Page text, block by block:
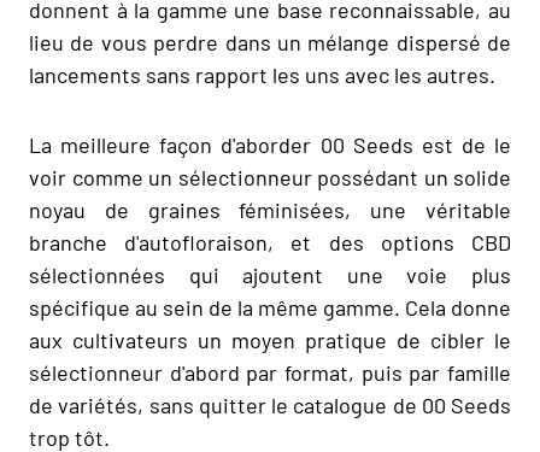
donnent à la gamme une base reconnaissable, au
lieu de vous perdre dans un mélange dispersé de
lancements sans rapport les uns avec les autres.
La meilleure façon d'aborder 00 Seeds est de le
voir comme un sélectionneur possédant un solide
noyau de graines féminisées, une véritable
branche d'autofloraison, et des options CBD
sélectionnées qui ajoutent une voie plus
spécifique au sein de la même gamme. Cela donne
aux cultivateurs un moyen pratique de cibler le
sélectionneur d'abord par format, puis par famille
de variétés, sans quitter le catalogue de 00 Seeds
trop tôt.